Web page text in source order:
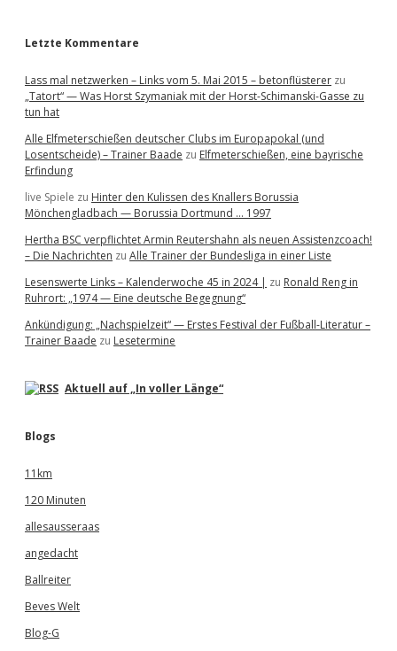
Letzte Kommentare
Lass mal netzwerken – Links vom 5. Mai 2015 – betonflüsterer zu
„Tatort“ — Was Horst Szymaniak mit der Horst-Schimanski-Gasse zu
tun hat
Alle Elfmeterschießen deutscher Clubs im Europapokal (und
Losentscheide) – Trainer Baade zu Elfmeterschießen, eine bayrische
Erfindung
live Spiele zu Hinter den Kulissen des Knallers Borussia
Mönchengladbach — Borussia Dortmund … 1997
Hertha BSC verpflichtet Armin Reutershahn als neuen Assistenzcoach!
– Die Nachrichten zu Alle Trainer der Bundesliga in einer Liste
Lesenswerte Links – Kalenderwoche 45 in 2024 | zu Ronald Reng in
Ruhrort: „1974 — Eine deutsche Begegnung“
Ankündigung: „Nachspielzeit“ — Erstes Festival der Fußball-Literatur –
Trainer Baade zu Lesetermine
Aktuell auf „In voller Länge“
Blogs
11km
120 Minuten
allesausseraas
angedacht
Ballreiter
Beves Welt
Blog-G